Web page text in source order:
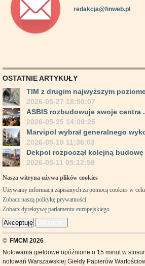
redakcja@finweb.pl
OSTATNIE ARTYKUŁY
TIM z drugim najwyższym
2026-05-27 18:50:07
ASBIS rozbudowuje swoje centra
2026-05-25 14:09:25
Marvipol wybrał generalnego
2026-05-19 11:36:03
Dekpol rozpoczął kolejną budowę
2026-05-11 05:12:58
Nasza witryna używa plików cookies
Używamy informacji zapisanych za pomocą cookies w
Zobacz naszą politykę prywatności
Zobacz dyrektywę parlamentu europejskiego
Akceptuję
© FMCM 2026
Notowania giełdowe opóźnione o 15 minut w
notowań Warszawskiej Giełdy Papierów